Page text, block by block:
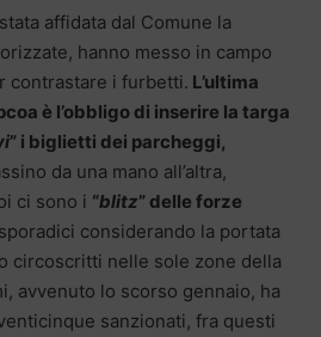
affidata dal Comune la
hanno messo in campo
contrastare i furbetti. L’ultima
è l’obbligo di inserire la targa
” i biglietti dei parcheggi,
da una mano all’altra,
ci sono i “blitz” delle forze
considerando la portata
circoscritti nelle sole zone della
avvenuto lo scorso gennaio, ha
sanzionati, fra questi